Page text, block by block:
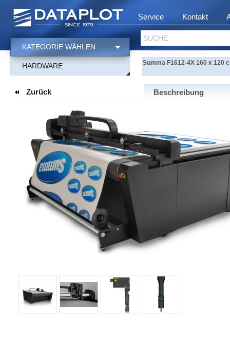
Service Kontakt
SUCHE
KATEGORIE WÄHLEN
HARDWARE Summa F1612-4X 160 x 120
Zurück Beschreibung